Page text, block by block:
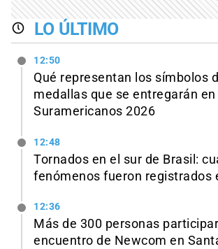
LO ÚLTIMO
12:50
Qué representan los símbolos
medallas que se entregarán
Suramericanos 2026
12:48
Tornados en el sur de Brasil:
fenómenos fueron registrados
12:36
Más de 300 personas
encuentro de Newcom en